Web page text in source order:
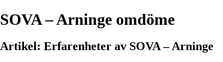
SOVA – Arninge omdöme
Artikel: Erfarenheter av SOVA – Arninge